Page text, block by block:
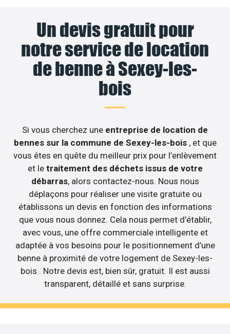
Un devis gratuit pour
notre service de location
de benne à Sexey-les-
bois
Si vous cherchez une entreprise de location de
bennes sur la commune de Sexey-les-bois , et que
vous êtes en quête du meilleur prix pour l’enlèvement
et le traitement des déchets issus de votre
débarras, alors contactez-nous. Nous nous
déplaçons pour réaliser une visite gratuite ou
établissons un devis en fonction des informations
que vous nous donnez. Cela nous permet d’établir,
avec vous, une offre commerciale intelligente et
adaptée à vos besoins pour le positionnement d’une
benne à proximité de votre logement de Sexey-les-
bois . Notre devis est, bien sûr, gratuit. Il est aussi
transparent, détaillé et sans surprise.